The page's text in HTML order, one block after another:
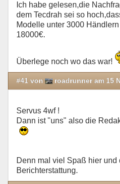
Ich habe gelesen,die
dem Tecdrah sei so
Modelle unter 3000
18000€.
Überlege noch wo das war!
#41 von roadrunner am 15
Servus 4wf !
Dann ist "uns" also die
Denn mal viel Spaß hier und
Berichterstattung.